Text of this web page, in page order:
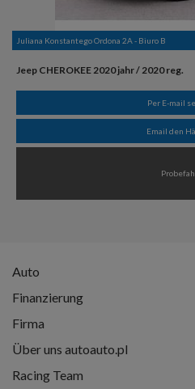
Juliana Konstantego Ordona 2A - Biuro B
Jeep CHEROKEE 2020 jahr / 2020 reg.
Per E-mail
Email den
Auto
Finanzierung
Firma
Über uns autoauto.pl
Racing Team